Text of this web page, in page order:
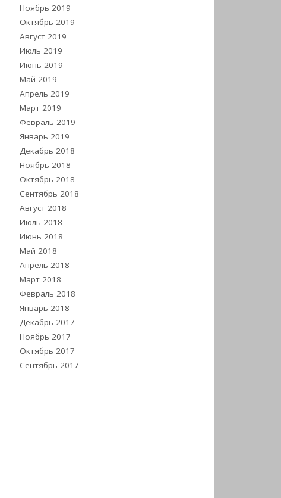
Ноябрь 2019
Октябрь 2019
Август 2019
Июль 2019
Июнь 2019
Май 2019
Апрель 2019
Март 2019
Февраль 2019
Январь 2019
Декабрь 2018
Ноябрь 2018
Октябрь 2018
Сентябрь 2018
Август 2018
Июль 2018
Июнь 2018
Май 2018
Апрель 2018
Март 2018
Февраль 2018
Январь 2018
Декабрь 2017
Ноябрь 2017
Октябрь 2017
Сентябрь 2017